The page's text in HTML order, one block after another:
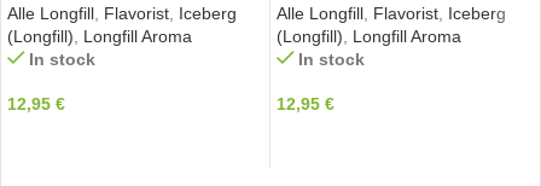
Alle Longfill Flavorist Iceberg
(Longfill)
Longfill Aroma
In stock
12,95 €
Alle Longfill Flavorist Iceberg
(Longfill)
Longfill Aroma
In stock
12,95 €